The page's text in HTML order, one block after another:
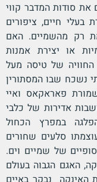
את סודות המדבר קווי
בעלי חיים, ציפורים
רק מהשמיים. האם
או יצירת אמנות
של טיסה מעל
נשכח שבו המסתורין
פאראקאס ואיי
אדירות של כלבי
במפרץ הכחול
סלעים שחורים
של שמיים וים.
האגם הגבוה בעולם